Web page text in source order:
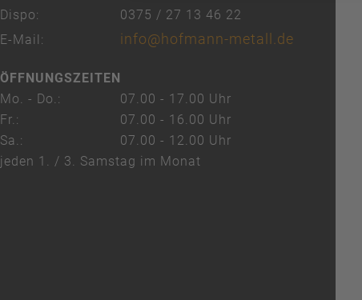
Dispo:
0375 / 27 13 46 22
E-Mail:
info@hofmann-metall.de
ÖFFNUNGSZEITEN
Mo. - Do.:
07.00 - 17.00 Uhr
Fr.:
07.00 - 16.00 Uhr
Sa.:
07.00 - 12.00 Uhr
jeden 1. / 3. Samstag im Monat